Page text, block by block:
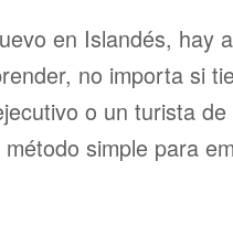
en Islandés, hay
no importa si
o un turista
simple para